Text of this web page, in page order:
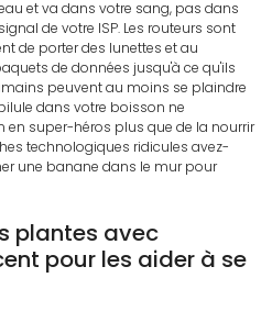
et va dans votre sang, pas dans
de votre ISP. Les routeurs sont
de porter des lunettes et au
de données jusqu'à ce qu'ils
peuvent au moins se plaindre
dans votre boisson ne
super-héros plus que de la nourrir
technologiques ridicules avez-
une banane dans le mur pour
plantes avec
pour les aider à se